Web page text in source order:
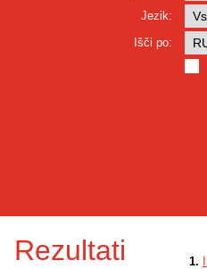
Jezik:
Išči po:
Rezultati 1.